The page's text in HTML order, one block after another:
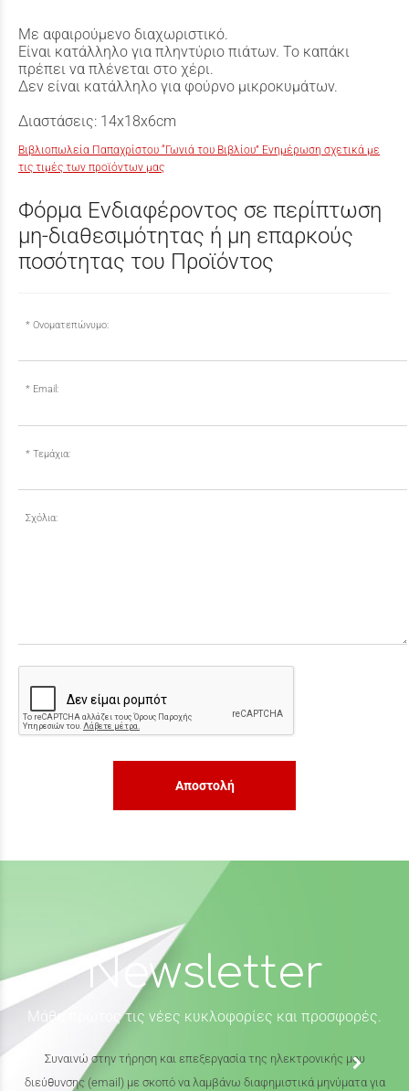
Με αφαιρούμενο διαχωριστικό.
Είναι κατάλληλο για πληντύριο πιάτων. Το καπάκι
πρέπει να πλένεται στο χέρι.
Δεν είναι κατάλληλο για φούρνο μικροκυμάτων.
Διαστάσεις: 14x18x6cm
Βιβλιοπωλεία Παπαχρίστου “Γωνιά του Βιβλίου” Ενημέρωση σχετικά με
τις τιμές των προϊόντων μας
Φόρμα Ενδιαφέροντος σε περίπτωση
μη-διαθεσιμότητας ή μη επαρκούς
ποσότητας του Προϊόντος
Ονοματεπώνυμο:
Email:
Τεμάχια:
Σχόλια:
Αποστολή
Newsletter
Μάθε πρώτος τις νέες κυκλοφορίες και προσφορές.
Συναινώ στην τήρηση και επεξεργασία της ηλεκτρονικής μου
διεύθυνσης (email) με σκοπό να λαμβάνω διαφημιστικά μηνύματα για